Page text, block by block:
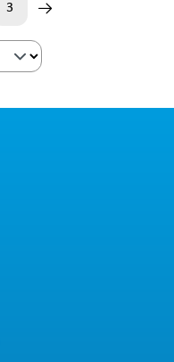
Página
3